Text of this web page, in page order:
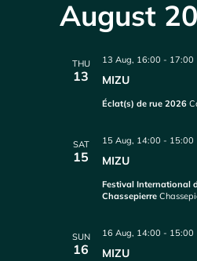
August
THU
13 MIZU
13 Aug, 16:00 - 17:00
Éclat(s) de rue 2026
SAT
15 MIZU
15 Aug, 14:00 - 15:00
Festival International
Chassepierre
SUN
16 MIZU
16 Aug, 14:00 - 15:00